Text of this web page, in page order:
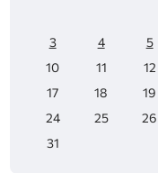
3
4 5
10
11 12
17
18 19
24
25 26
31